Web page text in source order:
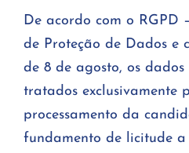
De acordo com o RGPD
de Proteção de Dados e
de 8 de agosto, os dados
tratados exclusivamente
processamento da
fundamento de licitude a